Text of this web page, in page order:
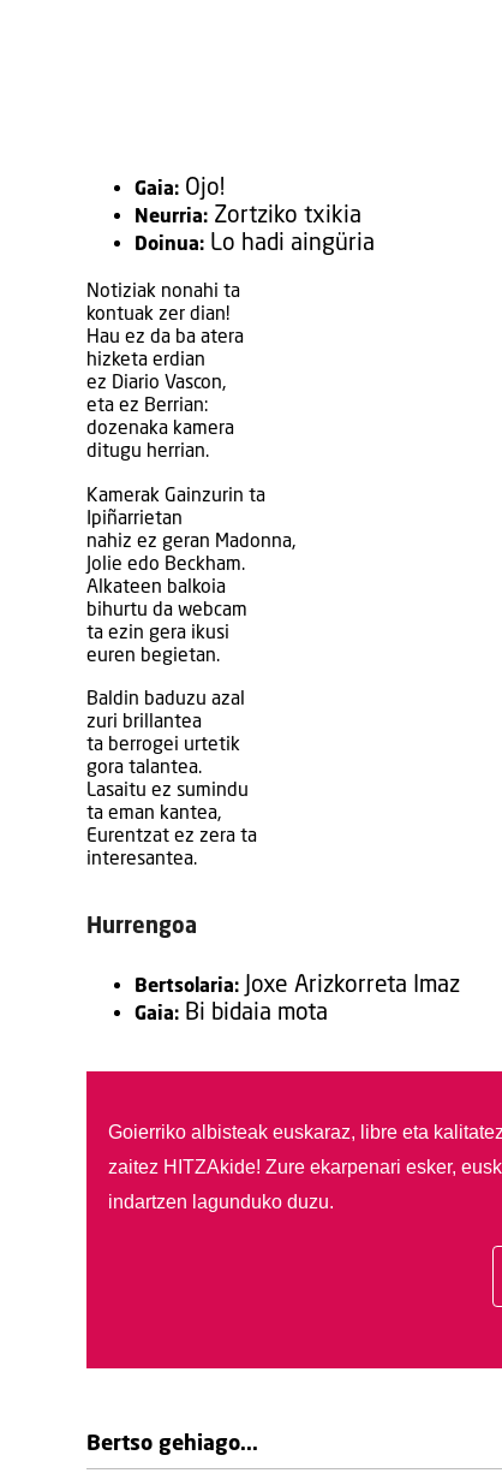
Gaia: Ojo!
Neurria: Zortziko txikia
Doinua: Lo hadi aingüria
Notiziak nonahi ta
kontuak zer dian!
Hau ez da ba atera
hizketa erdian
ez Diario Vascon,
eta ez Berrian:
dozenaka kamera
ditugu herrian.
Kamerak Gainzurin ta
Ipiñarrietan
nahiz ez geran Madonna,
Jolie edo Beckham.
Alkateen balkoia
bihurtu da webcam
ta ezin gera ikusi
euren begietan.
Baldin baduzu azal
zuri brillantea
ta berrogei urtetik
gora talantea.
Lasaitu ez sumindu
ta eman kantea,
Eurentzat ez zera ta
interesantea.
Hurrengoa
Bertsolaria: Joxe Arizkorreta Imaz
Gaia: Bi bidaia mota
Goierriko albisteak euskaraz, libre eta
zaitez HITZAkide! Zure ekarpenari esker,
indartzen lagunduko duzu.
Bertso gehiago...